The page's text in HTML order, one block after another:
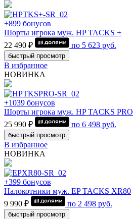
+899 бонусов
Шорты игрока муж. HP TACKS +
22 490 ₽
по 5 623 руб.
быстрый просмотр
В избранное
НОВИНКА
+1039 бонусов
Шорты игрока муж. HP TACKS PRO
25 990 ₽
по 6 498 руб.
быстрый просмотр
В избранное
НОВИНКА
+399 бонусов
Налокотники муж. EP TACKS XR80
9 990 ₽
по 2 498 руб.
быстрый просмотр